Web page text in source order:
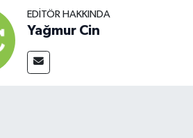
EDITÖR HAKKINDA
Yağmur Cin